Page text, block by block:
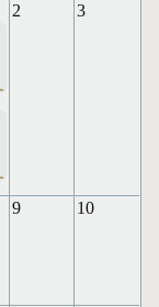
2 3
9 10